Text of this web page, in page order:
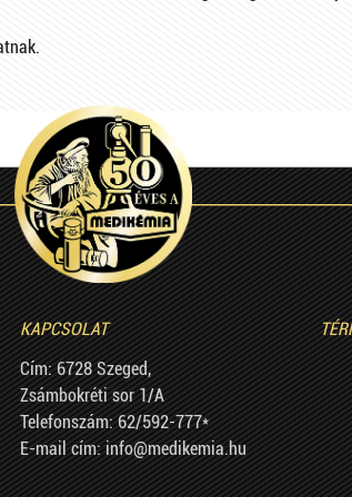
KAPCSOLAT
Cím: 6728 Szeged,
Zsámbokréti sor 1/A
Telefonszám: 62/592-777*
E-mail cím: info@medikemia.hu